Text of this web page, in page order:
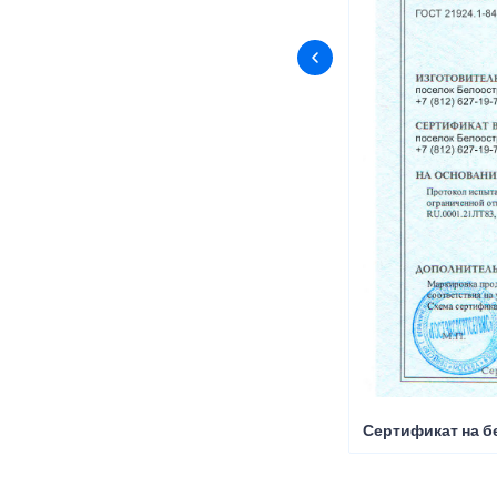
Сертификат на